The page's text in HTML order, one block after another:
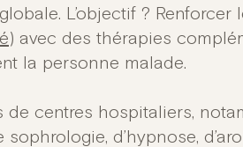
L’objectif ?
) avec des thérapies
la personne malade.
de centres hospitaliers,
sophrologie, d’hypnose,